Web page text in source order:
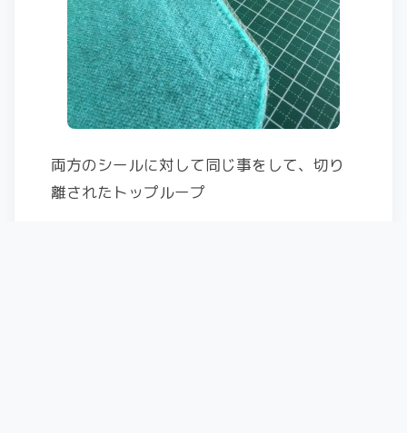
両方のシールに対して同じ事をして、切り
離されたトップループ